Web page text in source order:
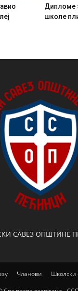
Дипломе
школе
САВЕЗ ОПШТИНЕ
Чланови Школски